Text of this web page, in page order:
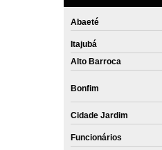
Abaeté
Itajubá
Alto Barroca
Bonfim
Cidade Jardim
Funcionários